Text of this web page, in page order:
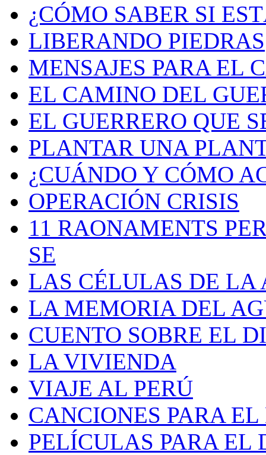
¿CÓMO SABER SI
LIBERANDO PIEDRAS
MENSAJES PARA EL
EL CAMINO DEL
EL GUERRERO QUE
PLANTAR UNA
¿CUÁNDO Y CÓMO
OPERACIÓN CRISIS
11 RAONAMENTS
SE
LAS CÉLULAS DE LA
LA MEMORIA DEL
CUENTO SOBRE EL
LA VIVIENDA
VIAJE AL PERÚ
CANCIONES PARA EL
PELÍCULAS PARA EL